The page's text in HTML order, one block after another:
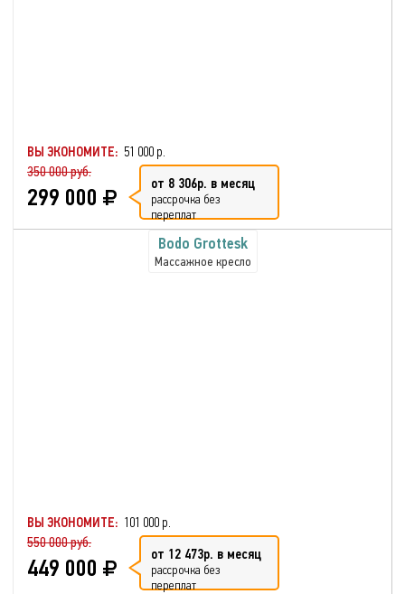
ВЫ ЭКОНОМИТЕ: 51 000 р.
350 000 руб.
299 000 от 8 306р. в месяц
рассрочка без
переплат
Bodo Grottesk
Массажное кресло
ВЫ ЭКОНОМИТЕ: 101 000 р.
550 000 руб.
449 000 от 12 473р. в месяц
рассрочка без
переплат